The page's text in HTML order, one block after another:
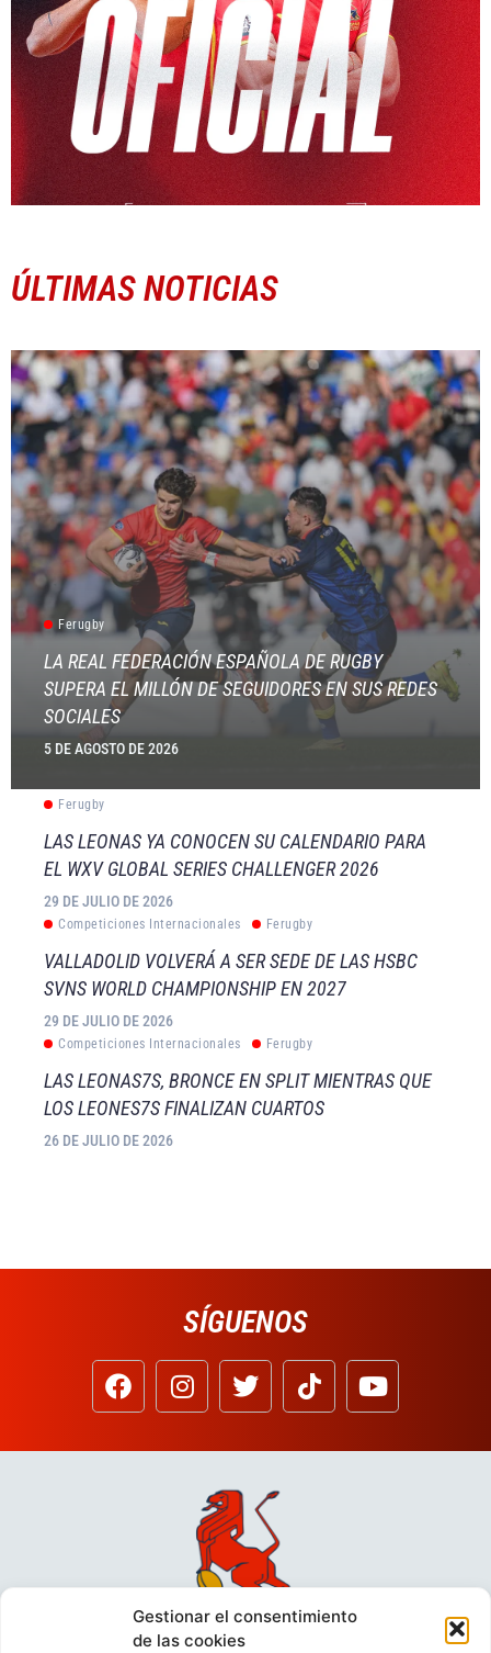
Gestionar el consentimiento
de las cookies
ÚLTIMAS NOTICIAS
Ferugby
LA REAL FEDERACIÓN ESPAÑOLA DE RUGBY
SUPERA EL MILLÓN DE SEGUIDORES EN SUS REDES
SOCIALES
5 DE AGOSTO DE 2026
Ferugby
LAS LEONAS YA CONOCEN SU CALENDARIO PARA
EL WXV GLOBAL SERIES CHALLENGER 2026
29 DE JULIO DE 2026
Competiciones Internacionales Ferugby
VALLADOLID VOLVERÁ A SER SEDE DE LAS HSBC
SVNS WORLD CHAMPIONSHIP EN 2027
29 DE JULIO DE 2026
Competiciones Internacionales Ferugby
LAS LEONAS7S, BRONCE EN SPLIT MIENTRAS QUE
LOS LEONES7S FINALIZAN CUARTOS
26 DE JULIO DE 2026
SÍGUENOS